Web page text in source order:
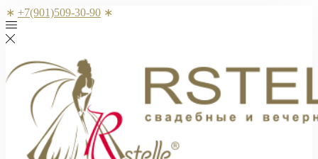
∗ +7(901)509-30-90 ∗